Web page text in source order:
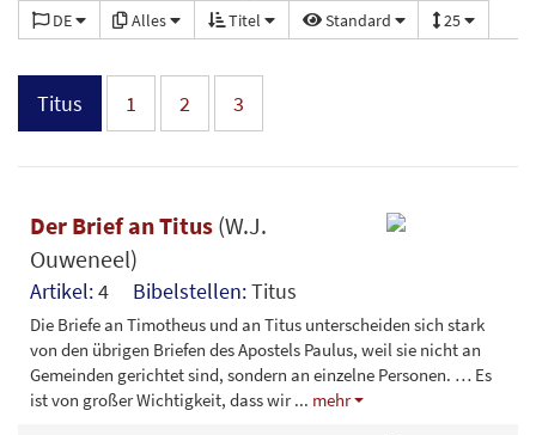
DE Alles Titel Standard 25
Titus 1 2 3
Der Brief an Titus (W.J.
Ouweneel)
Artikel:4 Bibelstellen:Titus
Die Briefe an Timotheus und an Titus unterscheiden sich stark
von den übrigen Briefen des Apostels Paulus, weil sie nicht an
Gemeinden gerichtet sind, sondern an einzelne Personen. … Es
ist von großer Wichtigkeit, dass wir... mehr